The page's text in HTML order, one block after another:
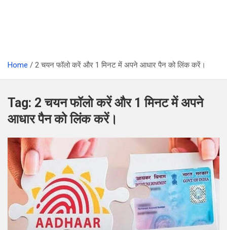
Home 2 चयन फॉलो करें और 1 मिनट में अपने आधार पैन को लिंक करें।
Tag: 2 चयन फॉलो करें और 1 मिनट में अपने
आधार पैन को लिंक करें।